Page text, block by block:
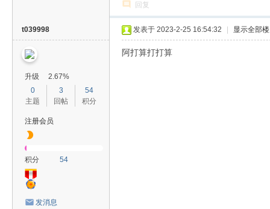
回复
t039998
升级
2.67%
0
主题
3
回帖
54
积分
注册会员
积分 54
发消息
发表于 2023-2-25 16:54:32 显示全部
阿打算打打算